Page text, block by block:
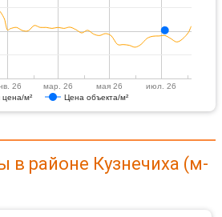
цена/м² Цена объекта/м²
26 мар. 26 мая 26 июл. 26
в районе Кузнечиха (м-